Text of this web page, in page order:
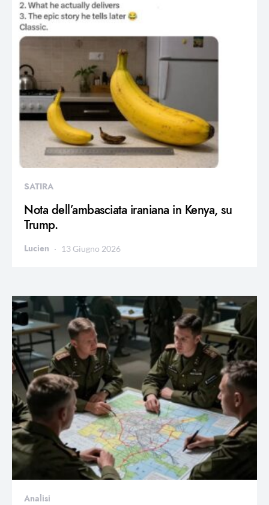
SATIRA
Nota dell’ambasciata iraniana in Kenya, su
Trump.
Lucien 13 Giugno 2026
Analisi